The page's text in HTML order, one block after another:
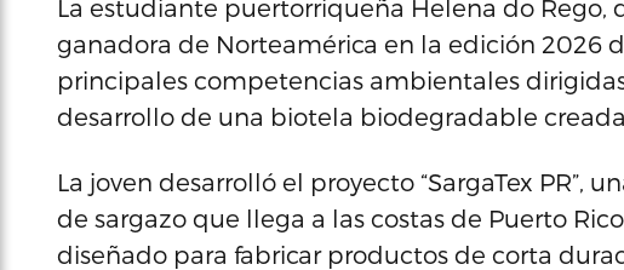
La estudiante puertorriqueña Helena do Rego,
ganadora de Norteamérica en la edición 2026
principales competencias ambientales
desarrollo de una biotela biodegradable
La joven desarrolló el proyecto “SargaTex PR”,
de sargazo que llega a las costas de Puerto
diseñado para fabricar productos de corta